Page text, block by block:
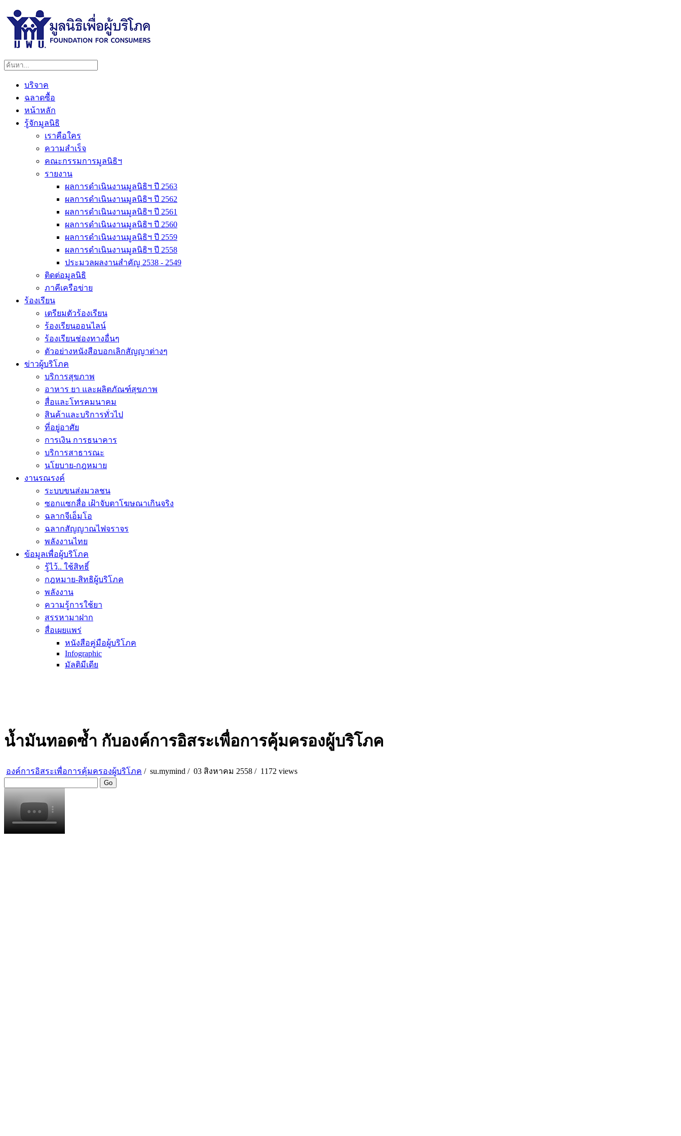
บริจาค
ฉลาดซื้อ
หน้าหลัก
รู้จักมูลนิธิ
เราคือใคร
ความสำเร็จ
คณะกรรมการมูลนิธิฯ
รายงาน
ผลการดำเนินงานมูลนิธิฯ ปี 2563
ผลการดำเนินงานมูลนิธิฯ ปี 2562
ผลการดำเนินงานมูลนิธิฯ ปี 2561
ผลการดำเนินงานมูลนิธิฯ ปี 2560
ผลการดำเนินงานมูลนิธิฯ ปี 2559
ผลการดำเนินงานมูลนิธิฯ ปี 2558
ประมวลผลงานสำคัญ 2538 - 2549
ติดต่อมูลนิธิ
ภาคีเครือข่าย
ร้องเรียน
เตรียมตัวร้องเรียน
ร้องเรียนออนไลน์
ร้องเรียนช่องทางอื่นๆ
ตัวอย่างหนังสือบอกเลิกสัญญาต่างๆ
ข่าวผู้บริโภค
บริการสุขภาพ
อาหาร ยา และผลิตภัณฑ์สุขภาพ
สื่อและโทรคมนาคม
สินค้าและบริการทั่วไป
ที่อยู่อาศัย
การเงิน การธนาคาร
บริการสาธารณะ
นโยบาย-กฎหมาย
งานรณรงค์
ระบบขนส่งมวลชน
ซอกแซกสื่อ เฝ้าจับตาโฆษณาเกินจริง
ฉลากจีเอ็มโอ
ฉลากสัญญาณไฟจราจร
พลังงานไทย
ข้อมูลเพื่อผู้บริโภค
รู้ไว้.. ใช้สิทธิ์
กฎหมาย-สิทธิผู้บริโภค
พลังงาน
ความรู้การใช้ยา
สรรหามาฝาก
สื่อเผยแพร่
หนังสือคู่มือผู้บริโภค
Infographic
มัลติมีเดีย
น้ำมันทอดซ้ำ กับองค์การอิสระเพื่อการคุ้มครองผู้บริโภค
องค์การอิสระเพื่อการคุ้มครองผู้บริโภค / su.mymind / 03 สิงหาคม 2558 / 1172 views
Go